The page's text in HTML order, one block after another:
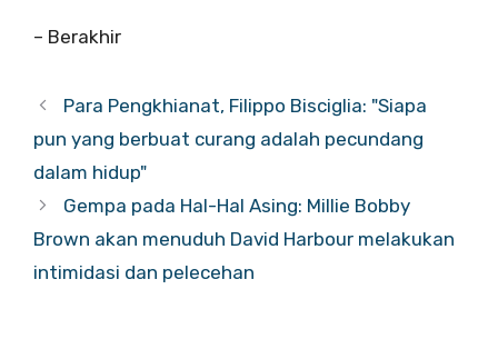
– Berakhir
Para Pengkhianat, Filippo Bisciglia: "Siapa
pun yang berbuat curang adalah pecundang
dalam hidup"
Gempa pada Hal-Hal Asing: Millie Bobby
Brown akan menuduh David Harbour melakukan
intimidasi dan pelecehan